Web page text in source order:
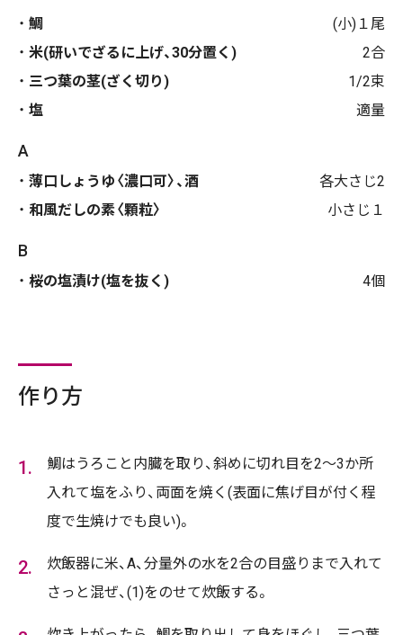
鯛
(小)１尾
米(研いでざるに上げ、30分置く)
2合
三つ葉の茎(ざく切り)
1/2束
塩
適量
A
薄口しょうゆ〈濃口可〉、酒
各大さじ2
和風だしの素〈顆粒〉
小さじ１
B
桜の塩漬け(塩を抜く) 4個
作り方
鯛はうろこと内臓を取り、斜めに切れ目を2～3か所
入れて塩をふり、両面を焼く(表面に焦げ目が付く程
度で生焼けでも良い)。
炊飯器に米、A、分量外の水を2合の目盛りまで入れて
さっと混ぜ、(1)をのせて炊飯する。